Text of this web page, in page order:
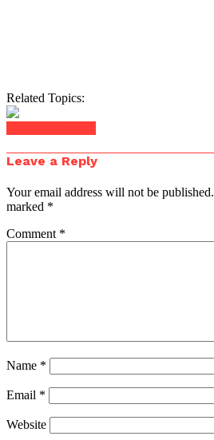
Related Topics:
Leave a Reply
Your email address will not be published.
marked *
Comment *
Name *
Email *
Website